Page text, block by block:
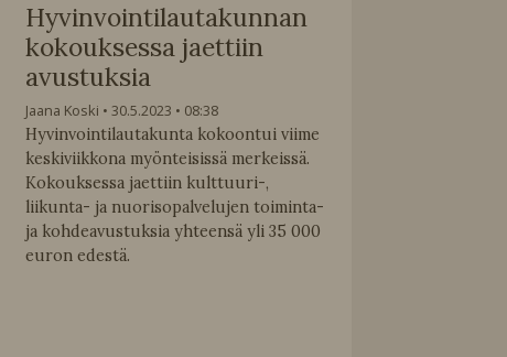
Hyvinvointilautakunnan
kokouksessa jaettiin
avustuksia
Jaana Koski 30.5.2023
08:38
Hyvinvointilautakunta kokoontui viime
keskiviikkona myönteisissä merkeissä.
Kokouksessa jaettiin kulttuuri-,
liikunta- ja nuorisopalvelujen toiminta-
ja kohdeavustuksia yhteensä yli 35 000
euron edestä.